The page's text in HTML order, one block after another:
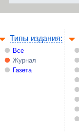
Типы издания:
Все
Журнал
Газета